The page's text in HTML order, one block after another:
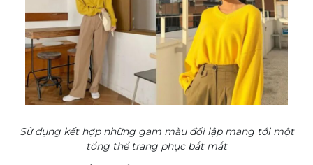
Sử dụng kết hợp những gam màu đối lập mang tới một
tổng thể trang phục bắt mắt